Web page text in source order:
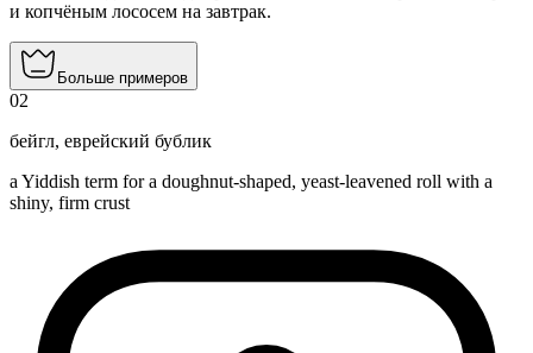
и копчёным лососем на завтрак.
Больше примеров
02
бейгл, еврейский бублик
a Yiddish term for a doughnut-shaped, yeast-leavened roll with a
shiny, firm crust